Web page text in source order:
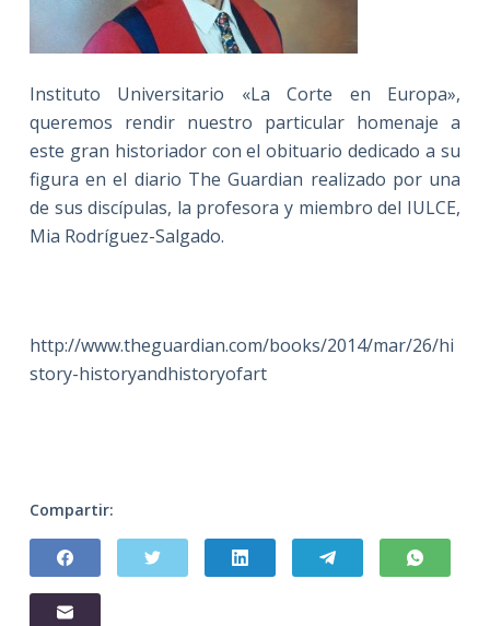
Instituto Universitario «La Corte en Europa»,
queremos rendir nuestro particular homenaje a
este gran historiador con el obituario dedicado a su
figura en el diario The Guardian realizado por una
de sus discípulas, la profesora y miembro del IULCE,
Mia Rodríguez-Salgado.
http://www.theguardian.com/books/2014/mar/26/hi
story-historyandhistoryofart
Compartir: